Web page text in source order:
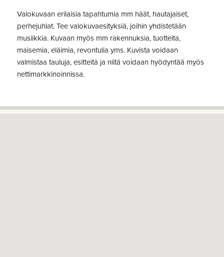
Valokuvaan erilaisia tapahtumia mm häät, hautajaiset,
perhejuhlat. Tee valokuvaesityksiä, joihin yhdistetään
musiikkia. Kuvaan myös mm rakennuksia, tuotteita,
maisemia, eläimia, revontulia yms. Kuvista voidaan
valmistaa tauluja, esitteitä ja niitä voidaan hyödyntää myös
nettimarkkinoinnissa.